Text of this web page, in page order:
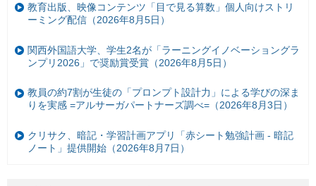
教育出版、映像コンテンツ「目で見る算数」個人向けストリ
ーミング配信（2026年8月5日）
関西外国語大学、学生2名が「ラーニングイノベーショングラ
ンプリ2026」で奨励賞受賞（2026年8月5日）
教員の約7割が生徒の「プロンプト設計力」による学びの深ま
りを実感 =アルサーガパートナーズ調べ=（2026年8月3日）
クリサク、暗記・学習計画アプリ「赤シート勉強計画 - 暗記
ノート」提供開始（2026年8月7日）